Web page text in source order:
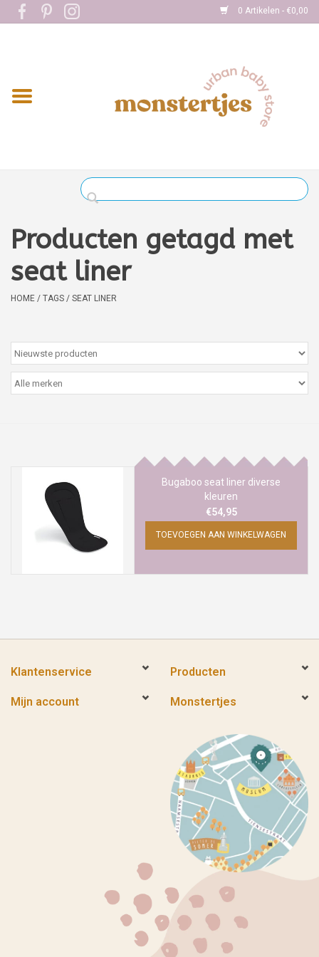
0 Artikelen - €0,00
Home
Kleding
Boekjes
kaartjes
Cadeaubon
Producten getagd met
seat liner
HOME / TAGS / SEAT LINER
Bugaboo seat liner diverse
kleuren
€54,95
TOEVOEGEN AAN WINKELWAGEN
Klantenservice Producten
Mijn account Monstertjes